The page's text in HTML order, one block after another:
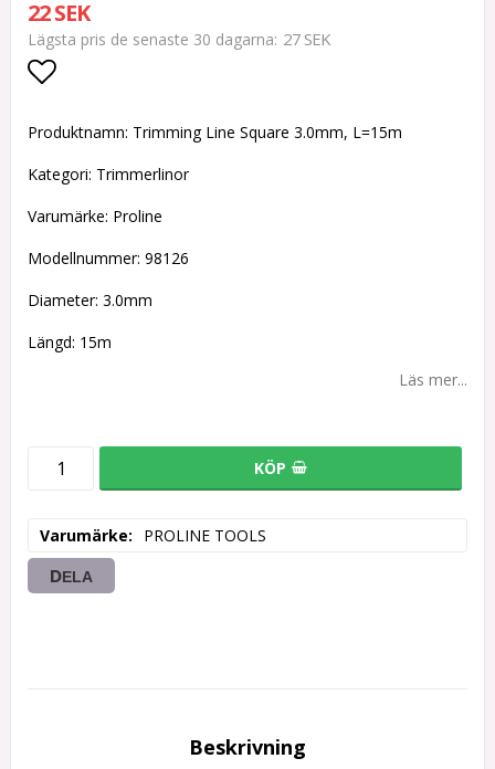
22 SEK
Lägsta pris de senaste 30 dagarna 27 SEK
Produktnamn: Trimming Line Square 3.0mm, L=15m
Kategori: Trimmerlinor
Varumärke: Proline
Modellnummer: 98126
Diameter: 3.0mm
Längd: 15m
Läs mer...
KÖP
Varumärke PROLINE TOOLS
DELA
Beskrivning